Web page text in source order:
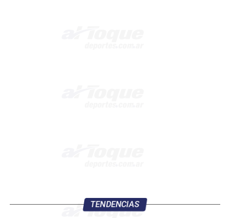
TENDENCIAS